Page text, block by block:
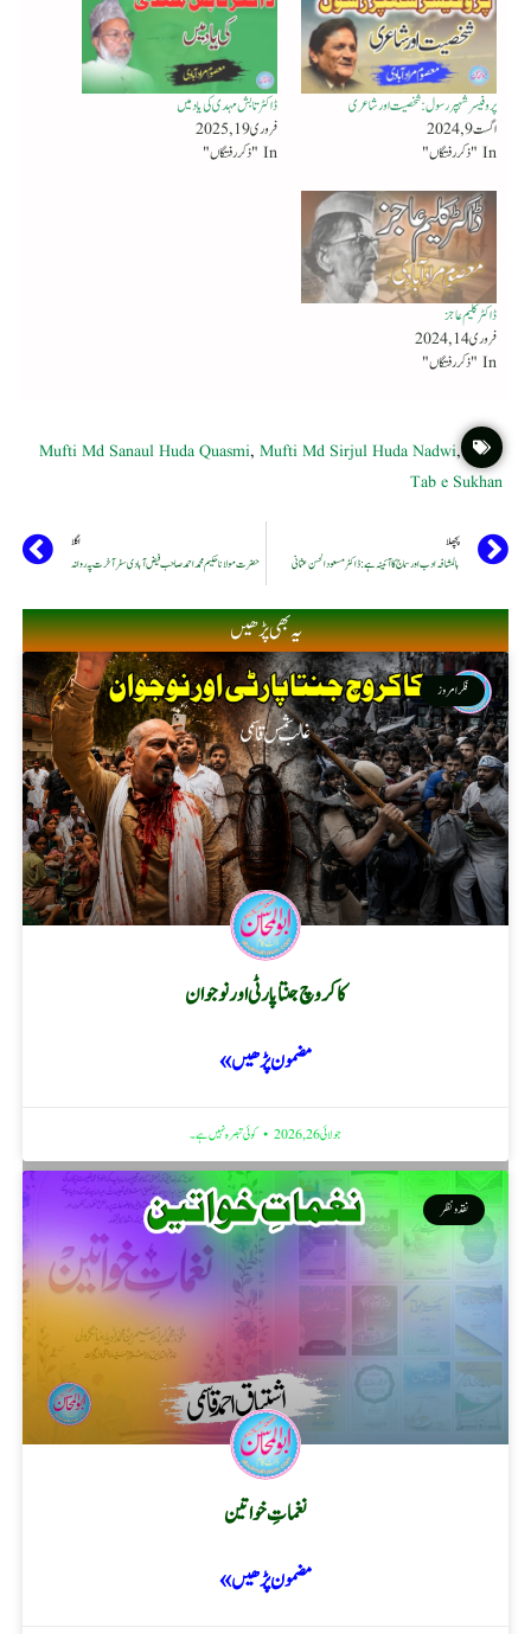
پروفیسر شہپر رسول : شخصیت اور شاعری
اگست 9, 2024
In "ذکر رفتگاں"
ڈاکٹر تابش مہدی کی یاد میں
فروری 19, 2025
In "ذکر رفتگاں"
ڈاکٹر کلیم عاجز
فروری 14, 2024
In "ذکر رفتگاں"
Mufti Md Sanaul Huda Quasmi,Mufti Md Sirjul Huda Nadwi,
Tab e Sukhan
پچھلا
بالمشافہ ادب اور سماج کا آئینہ ہے : ڈاکٹر مسعود الحسن عثمانی
اگلا
حضرت مولانا حکیم محمد احمد صاحب فیض آبادی سفر آخرت پہ روانہ
یہ بھی پڑھیں
فکر امروز
کاکروچ جنتا پارٹی اور نوجوان
مضمون پڑھیں »
جولائی 26, 2026 کوئی تبصرہ نہیں ہے۔
نقد ونظر
نغماتِ خواتین
مضمون پڑھیں »